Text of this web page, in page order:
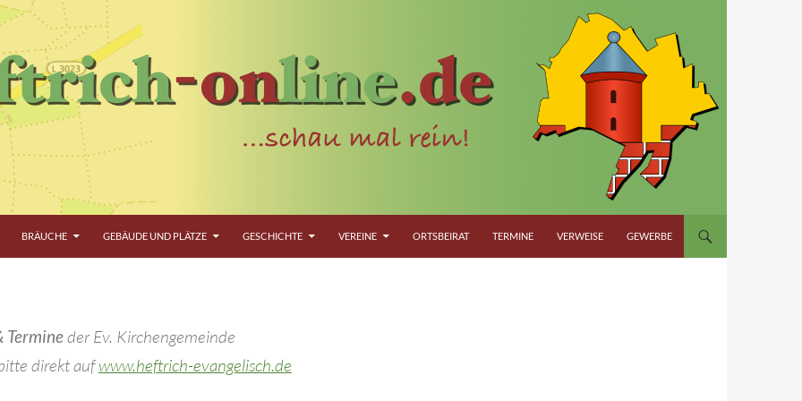
BRÄUCHE GEBÄUDE UND PLÄTZE GESCHICHTE VEREINE ORTSBEIRAT TERMINE VERWEISE GEWERBE
Termineder Ev. Kirchengemeinde
direkt aufwww.heftrich-evangelisch.de